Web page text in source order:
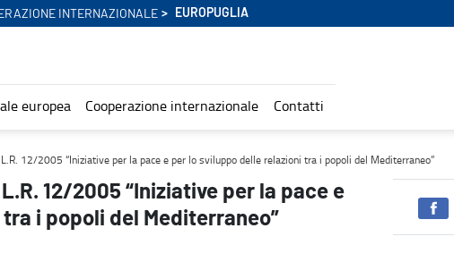
INTERNAZIONALE EUROPUGLIA
europea Cooperazione internazionale Contatti
per lo sviluppo delle relazioni tra i popoli del Mediterraneo” - Europuglia
12/2005 “Iniziative per la pace e per lo sviluppo delle relazioni tra i popoli del Mediterraneo”
12/2005 “Iniziative per la pace e
i popoli del Mediterraneo”